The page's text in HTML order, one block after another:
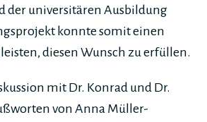
der universitären Ausbildung
konnte somit einen
diesen Wunsch zu erfüllen.
mit Dr. Konrad und Dr.
von Anna Müller-